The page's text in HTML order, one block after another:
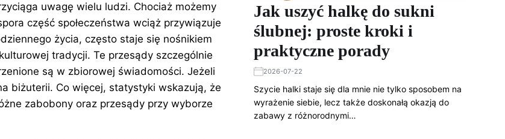
uwagę wielu ludzi. Chociaż możemy
część społeczeństwa wciąż przywiązuje
życia, często staje się nośnikiem
tradycji. Te przesądy szczególnie
są w zbiorowej świadomości. Jeżeli
biżuterii. Co więcej, statystyki wskazują, że
zabobony oraz przesądy przy wyborze
Jak uszyć halkę do sukni
ślubnej: proste kroki i
praktyczne porady
2026-07-22
Szycie halki staje się dla mnie nie tylko sposobem na
wyrażenie siebie, lecz także doskonałą okazją do
zabawy z różnorodnymi…